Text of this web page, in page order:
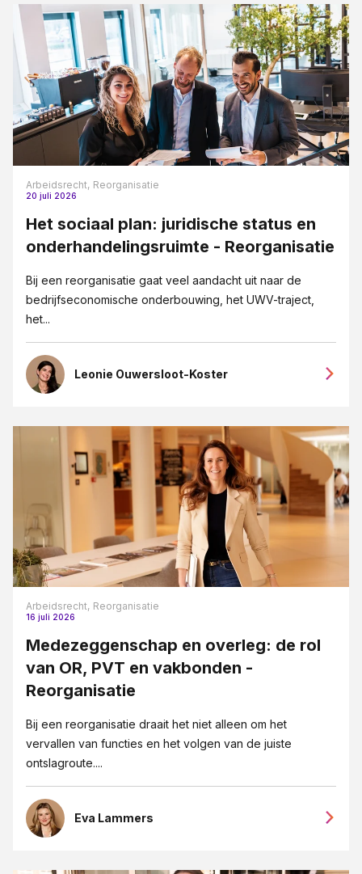
Arbeidsrecht, Reorganisatie
20 juli 2026
Het sociaal plan: juridische status en
onderhandelingsruimte - Reorganisatie
Bij een reorganisatie gaat veel aandacht uit naar de
bedrijfseconomische onderbouwing, het UWV-traject,
het...
Leonie Ouwersloot-Koster
Arbeidsrecht, Reorganisatie
16 juli 2026
Medezeggenschap en overleg: de rol
van OR, PVT en vakbonden -
Reorganisatie
Bij een reorganisatie draait het niet alleen om het
vervallen van functies en het volgen van de juiste
ontslagroute....
Eva Lammers